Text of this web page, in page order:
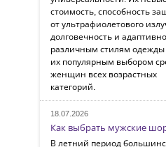
стоимость, способность
от ультрафиолетового
долговечность и
различным стилям
их популярным выбором
женщин всех возрастных
категорий.
18.07.2026
Как выбрать мужские
В летний период